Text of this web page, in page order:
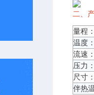
二、
量程
温度
流速
压力
尺寸
伴热